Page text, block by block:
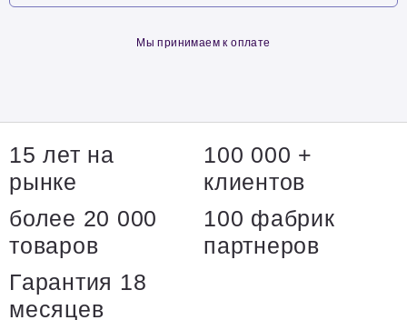
Мы принимаем к оплате
15 лет на
рынке
100 000 +
клиентов
более 20 000
товаров
100 фабрик
партнеров
Гарантия 18
месяцев